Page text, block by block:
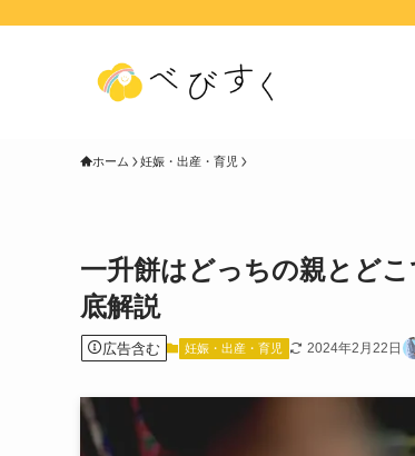
ホーム 妊娠・出産・育児
一升餅はどっちの親とど
底解説
広告含む 妊娠・出産・育児 2024年2月22日